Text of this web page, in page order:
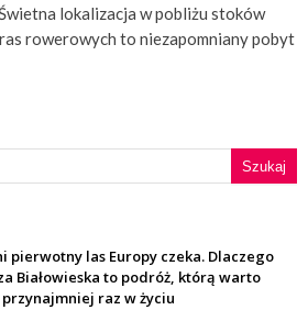
lokalizacja w pobliżu stoków
rowerowych to niezapomniany pobyt
pierwotny las Europy czeka. Dlaczego
Białowieska to podróż, którą warto
przynajmniej raz w życiu